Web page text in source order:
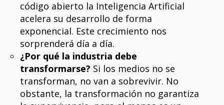
código abierto la Inteligencia Artificial
acelera su desarrollo de forma
exponencial. Este crecimiento nos
sorprenderá día a día.
¿Por qué la industria debe
transformarse? Si los medios no se
transforman, no van a sobrevivir. No
obstante, la transformación no garantiza